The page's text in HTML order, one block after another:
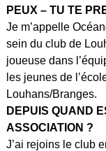
PEUX – TU TE
Je m’appelle
sein du club de
joueuse dans
les jeunes de
Louhans/Branges.
DEPUIS QUAND
ASSOCIATION ?
J’ai rejoins le club